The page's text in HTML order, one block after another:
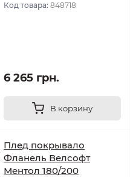
Код товара: 848718
6 265 грн.
В корзину
Плед покрывало
Фланель Велсофт
Ментол 180/200